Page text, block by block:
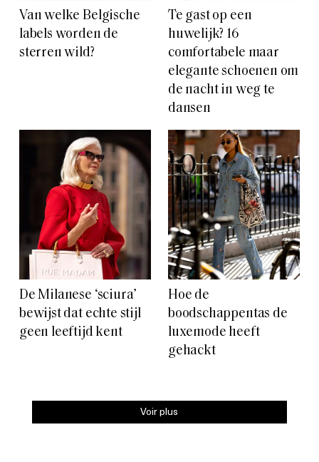
Van welke Belgische
labels worden de
sterren wild?
Te gast op een
huwelijk? 16
comfortabele maar
elegante schoenen om
de nacht in weg te
dansen
De Milanese ‘sciura’
bewijst dat echte stijl
geen leeftijd kent
Hoe de
boodschappentas de
luxemode heeft
gehackt
Voir plus